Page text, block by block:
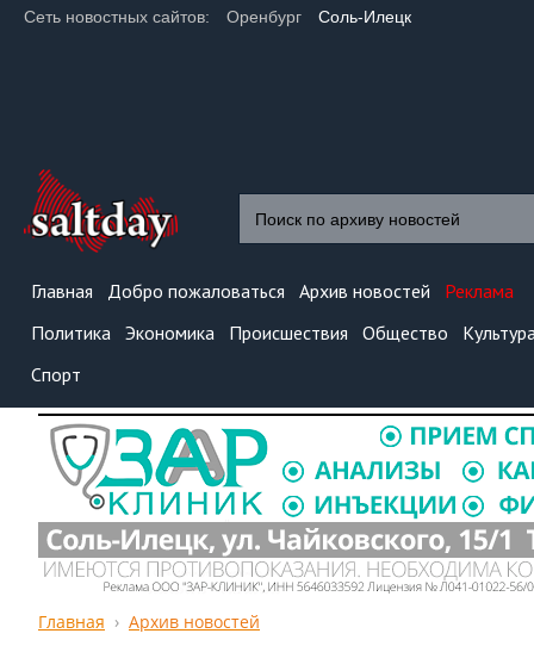
Сеть новостных сайтов: Оренбург Соль-Илецк
Главная Добро пожаловаться Архив новостей
Реклама
Политика Экономика Происшествия Общество
Спорт
Главная Архив новостей